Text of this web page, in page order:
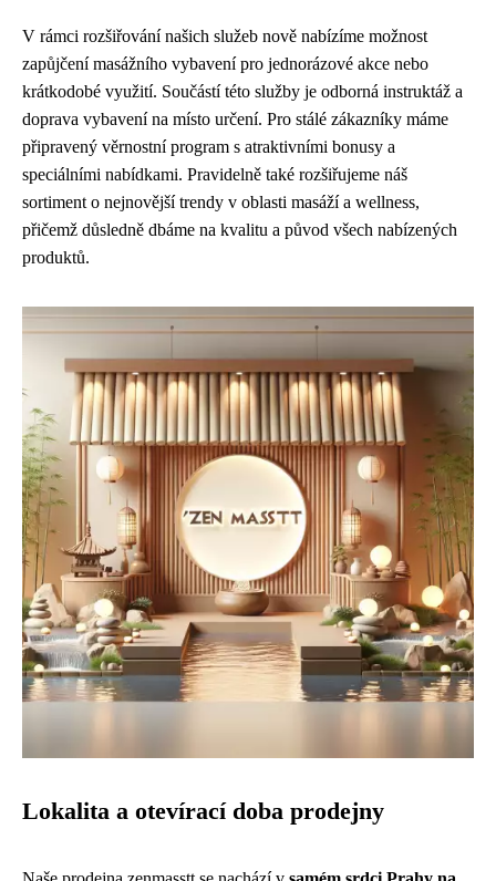
V rámci rozšiřování našich služeb nově nabízíme možnost
zapůjčení masážního vybavení pro jednorázové akce nebo
krátkodobé využití. Součástí této služby je odborná instruktáž a
doprava vybavení na místo určení. Pro stálé zákazníky máme
připravený věrnostní program s atraktivními bonusy a
speciálními nabídkami. Pravidelně také rozšiřujeme náš
sortiment o nejnovější trendy v oblasti masáží a wellness,
přičemž důsledně dbáme na kvalitu a původ všech nabízených
produktů.
Lokalita a otevírací doba prodejny